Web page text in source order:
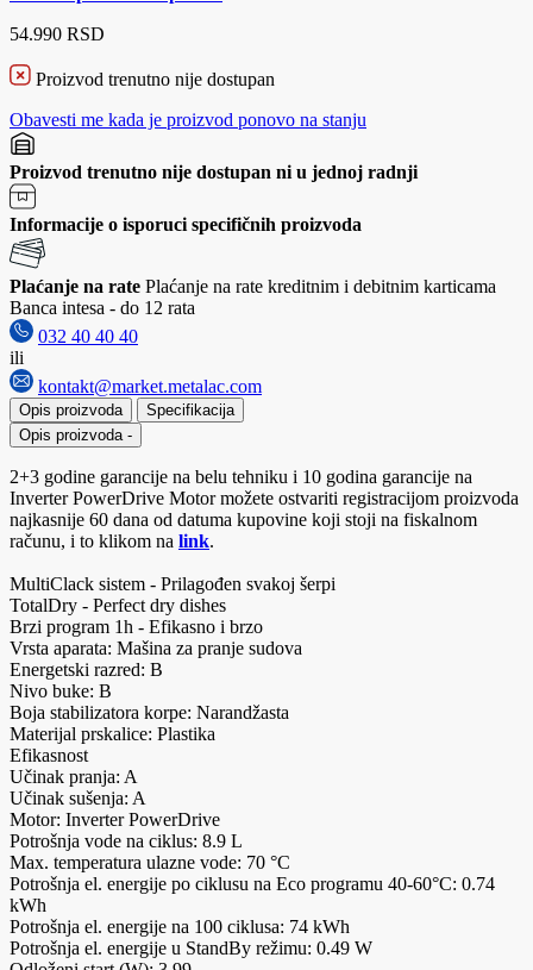
54.990 RSD
Proizvod trenutno nije dostupan
Obavesti me kada je proizvod ponovo na stanju
Proizvod trenutno nije dostupan ni u jednoj radnji
Informacije o isporuci specifičnih proizvoda
Plaćanje na rate Plaćanje na rate kreditnim i debitnim karticama
Banca intesa - do 12 rata
032 40 40 40
ili
kontakt@market.metalac.com
Opis proizvoda
Specifikacija
Opis proizvoda -
2+3 godine garancije na belu tehniku i 10 godina garancije na
Inverter PowerDrive Motor možete ostvariti registracijom proizvoda
najkasnije 60 dana od datuma kupovine koji stoji na fiskalnom
računu, i to klikom na link.
MultiClack sistem - Prilagođen svakoj šerpi
TotalDry - Perfect dry dishes
Brzi program 1h - Efikasno i brzo
Vrsta aparata: Mašina za pranje sudova
Energetski razred: B
Nivo buke: B
Boja stabilizatora korpe: Narandžasta
Materijal prskalice: Plastika
Efikasnost
Učinak pranja: A
Učinak sušenja: A
Motor: Inverter PowerDrive
Potrošnja vode na ciklus: 8.9 L
Max. temperatura ulazne vode: 70 °C
Potrošnja el. energije po ciklusu na Eco programu 40-60°C: 0.74
kWh
Potrošnja el. energije na 100 ciklusa: 74 kWh
Potrošnja el. energije u StandBy režimu: 0.49 W